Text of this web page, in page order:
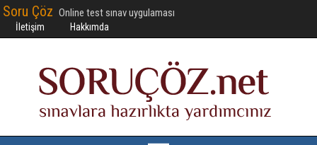
Soru Çöz Online test sınav uygulaması
İletişim Hakkımda